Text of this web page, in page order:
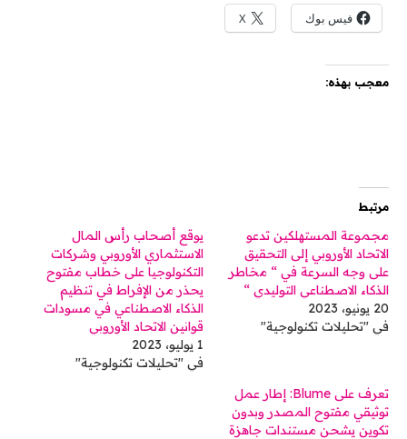
فيس بوك X
معجب بهذه:
مرتبط
مجموعة المستهلكين تدعو
الاتحاد الأوروبي إلى التحقيق
على وجه السرعة في “ مخاطر
الذكاء الاصطناعي التوليدي “
20 يونيو، 2023
في "تحليلات تكنولوجية"
يوقع أصحاب رأس المال
الاستثماري الأوروبي وشركات
التكنولوجيا على خطاب مفتوح
يحذر من الإفراط في تنظيم
الذكاء الاصطناعي في مسودات
قوانين الاتحاد الأوروبي
1 يوليو، 2023
في "تحليلات تكنولوجية"
تعرف على Blume: إطار عمل
توثيقي مفتوح المصدر وبدون
تكوين يشحن مستندات جاهزة